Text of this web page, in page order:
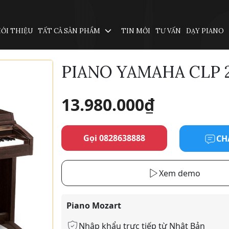
THIỆU TẤT CẢ SẢN PHẨM TIN MỚI TƯ VẤN DẠY PIANO
PIANO YAMAHA CLP
13.980.000₫
Gọi 0828638888
Xem demo
Piano Mozart
Nhập khẩu trực tiếp từ Nhật Bản